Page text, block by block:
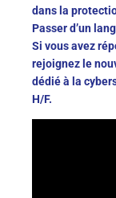
dans la
Passer d’un
Si vous avez
rejoignez le
dédié à la
H/F.